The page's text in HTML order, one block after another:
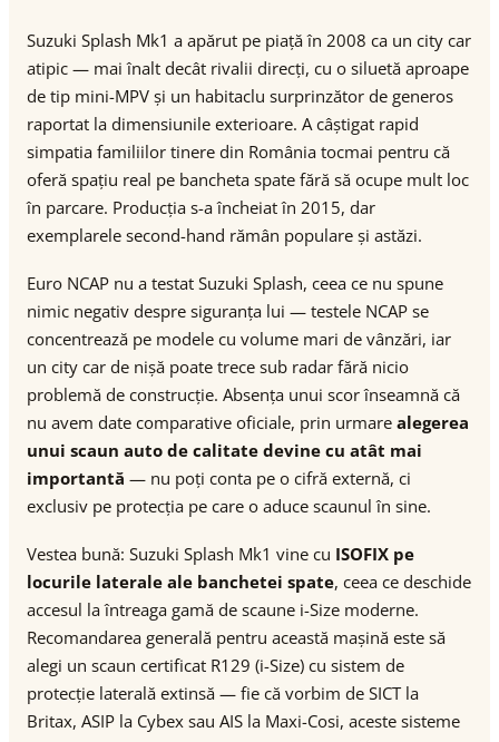
Suzuki Splash Mk1 a apărut pe piață în 2008 ca un city car
atipic — mai înalt decât rivalii direcți, cu o siluetă aproape
de tip mini-MPV și un habitaclu surprinzător de generos
raportat la dimensiunile exterioare. A câștigat rapid
simpatia familiilor tinere din România tocmai pentru că
oferă spațiu real pe bancheta spate fără să ocupe mult loc
în parcare. Producția s-a încheiat în 2015, dar
exemplarele second-hand rămân populare și astăzi.
Euro NCAP nu a testat Suzuki Splash, ceea ce nu spune
nimic negativ despre siguranța lui — testele NCAP se
concentrează pe modele cu volume mari de vânzări, iar
un city car de nișă poate trece sub radar fără nicio
problemă de construcție. Absența unui scor înseamnă că
nu avem date comparative oficiale, prin urmare alegerea
unui scaun auto de calitate devine cu atât mai
importantă — nu poți conta pe o cifră externă, ci
exclusiv pe protecția pe care o aduce scaunul în sine.
Vestea bună: Suzuki Splash Mk1 vine cu ISOFIX pe
locurile laterale ale banchetei spate, ceea ce deschide
accesul la întreaga gamă de scaune i-Size moderne.
Recomandarea generală pentru această mașină este să
alegi un scaun certificat R129 (i-Size) cu sistem de
protecție laterală extinsă — fie că vorbim de SICT la
Britax, ASIP la Cybex sau AIS la Maxi-Cosi, aceste sisteme